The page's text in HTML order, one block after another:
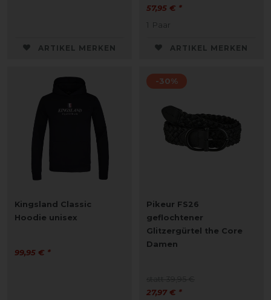
ARTIKEL MERKEN
57,95 € *
1 Paar
ARTIKEL MERKEN
Kingsland Classic
Hoodie unisex
99,95 € *
-30%
Pikeur FS26
geflochtener
Glitzergürtel the Core
Damen
27,97 € *